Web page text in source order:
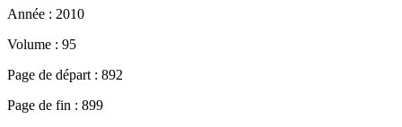
Année : 2010
Volume : 95
Page de départ : 892
Page de fin : 899